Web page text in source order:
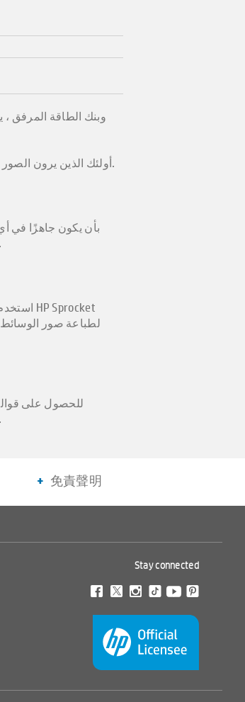
أولئك الذين يرون الصور الملموسة لهم قيمة كبيرة ويطبعونها من خلال إنشاء ألبومات صور جميلة وهدايا صور للاحتفاظ بالذكريات ورعايتها والاحتفاظ بها.
ويحتوي على منفذ USB. يحتوي بنك الطاقة المحمول على مؤشر شحن مدمج لتتبع الطاقة. يمكن إضافة الصور والطباعة بسلاسة.
لطباعة صور
المطلوب لإنشاء الصورة ، يمكن طباعة أي عدد من الصور. استخدم تطبيق HP Sprocket لعرض الصور في الحدث في مكان واحد.
免責聲明
Stay connected